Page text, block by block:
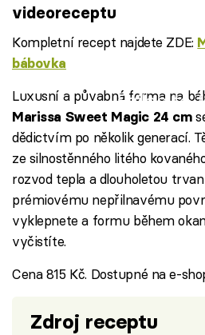
videoreceptu
Kompletní recept najdete ZDE:
bábovka
Failed to
Luxusní a půvabná forma na
Marissa Sweet Magic 24 cm
dědictvím po několik generací.
ze silnostěnného litého
rozvod tepla a dlouholetou
prémiovému nepřilnavému
vyklepnete a formu během
vyčistíte.
Cena 815 Kč. Dostupné na e-
Zdroj receptu